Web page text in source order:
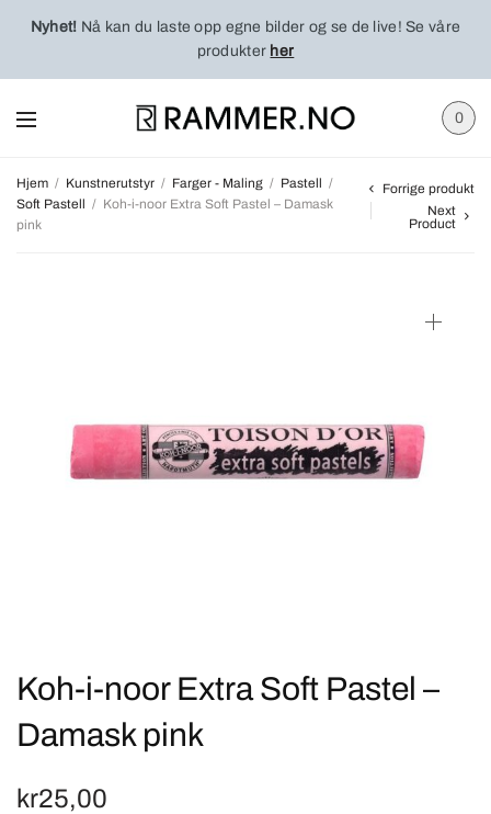
Nyhet! Nå kan du laste opp egne bilder og se de live! Se våre
produkter her
0
Hjem / Kunstnerutstyr / Farger - Maling / Pastell /
Soft Pastell / Koh-i-noor Extra Soft Pastel – Damask
pink
Forrige produkt
Next
Product
Koh-i-noor Extra Soft Pastel –
Damask pink
kr25,00